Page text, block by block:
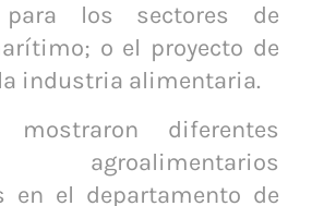
para los sectores de
o el proyecto de
industria alimentaria.
mostraron diferentes
agroalimentarios
en el departamento de